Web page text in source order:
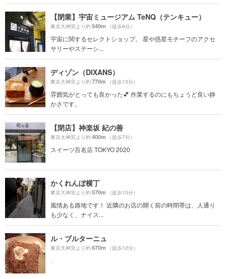
【閉業】宇宙ミュージアム TeNQ（テンキュー）
東京大神宮より約540m （徒歩9分）
宇宙に関するセレクトショップ。 星や惑星モチーフのアクセ
サリーやステーシ...
ディゾン（DIXANS）
東京大神宮より約770m （徒歩13分）
雰囲気がとっても良かった💕 作業するのにもちょうど良い静
かさです。
【閉店】神楽坂 紀の善
東京大神宮より約400m （徒歩7分）
スイーツ百名店 TOKYO 2020
かくれんぼ横丁
東京大神宮より約570m （徒歩10分）
風情ある路地です！ 近隣のお店の開く前の時間帯は、人通り
も少なく、ナイス...
ル・ブルターニュ
東京大神宮より約670m （徒歩12分）
.